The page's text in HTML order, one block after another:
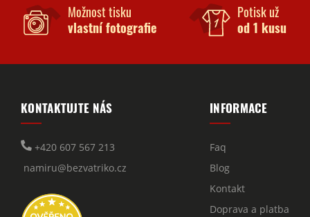
Možnost tisku
vlastní fotografie
Potisk už
od 1 kusu
KONTAKTUJTE NÁS
+420 607 567 213
namiru@bezvatriko.cz
INFORMACE
Faq
Blog
Kontakt
Doprava a platba